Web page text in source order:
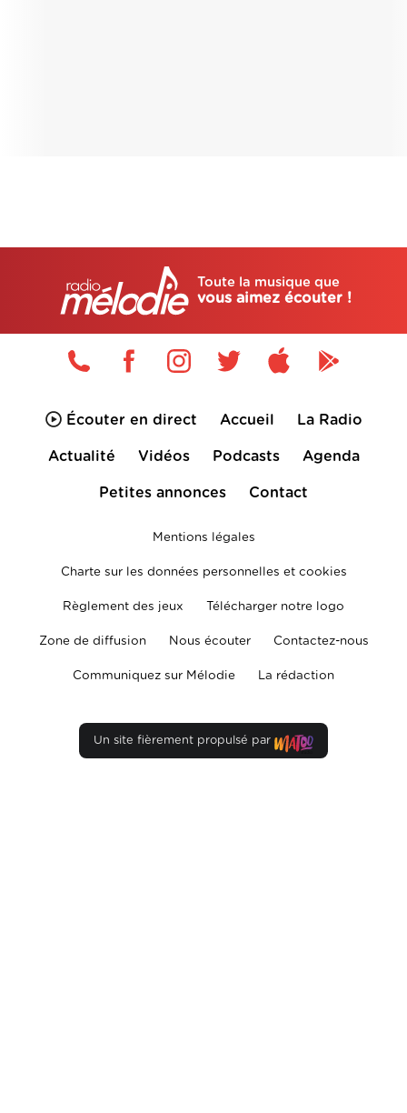
Toute la musique que
vous aimez écouter !
Écouter en direct Accueil La Radio
Actualité Vidéos Podcasts Agenda
Petites annonces Contact
Mentions légales
Charte sur les données personnelles et cookies
Règlement des jeux Télécharger notre logo
Zone de diffusion Nous écouter Contactez-nous
Communiquez sur Mélodie La rédaction
Un site fièrement propulsé par